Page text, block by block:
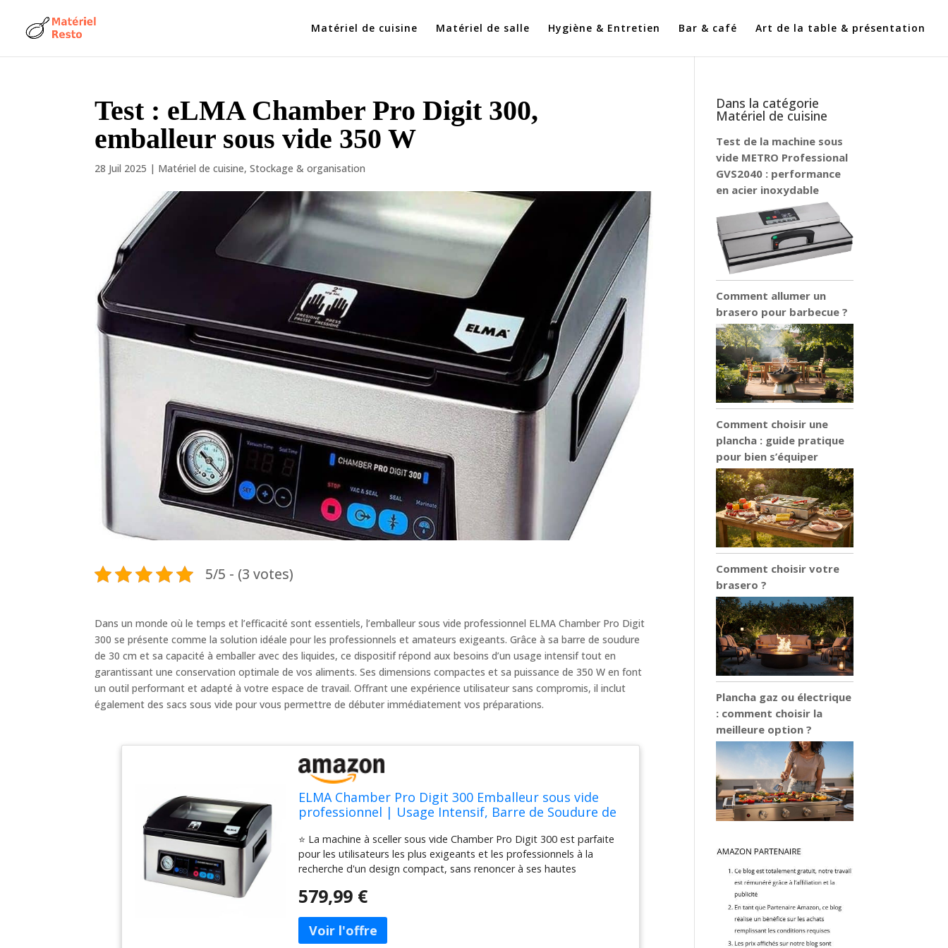
Matériel de cuisine Matériel de salle Hygiène & Entretien Bar & café Art de la table & présentation
Test : eLMA Chamber Pro Digit 300,
emballeur sous vide 350 W
28 Juil 2025 | Matériel de cuisine,Stockage & organisation
5/5 - (3 votes)
Dans un monde où le temps et l’efficacité sont essentiels, l’emballeur sous vide professionnel ELMA Chamber Pro Digit
300 se présente comme la solution idéale pour les professionnels et amateurs exigeants. Grâce à sa barre de soudure
de 30 cm et sa capacité à emballer avec des liquides, ce dispositif répond aux besoins d’un usage intensif tout en
garantissant une conservation optimale de vos aliments. Ses dimensions compactes et sa puissance de 350 W en font
un outil performant et adapté à votre espace de travail. Offrant une expérience utilisateur sans compromis, il inclut
également des sacs sous vide pour vous permettre de débuter immédiatement vos préparations.
ELMA Chamber Pro Digit 300 Emballeur sous vide
professionnel | Usage Intensif, Barre de Soudure de
23,5 cm, 350 W, Comprend des Sacs sous Vide
⭐ La machine à sceller sous vide Chamber Pro Digit 300 est parfaite
pour les utilisateurs les plus exigeants et les professionnels à la
recherche d'un design compact, sans renoncer à ses hautes
matériaux faciles à nettoyer, très résistants et durabilité. Ses
utilisation intensive dans les hôtels, les restaurants ou à la maison. La
soudeuse sous vide professionnelle Chamber Pro Digit se compose
579,99 €
Dans la catégorie
Matériel de cuisine
Test de la machine sous
vide METRO Professional
GVS2040 : performance
en acier inoxydable
Comment allumer un
brasero pour barbecue ?
Comment choisir une
plancha : guide pratique
pour bien s’équiper
Comment choisir votre
brasero ?
Plancha gaz ou électrique
: comment choisir la
meilleure option ?